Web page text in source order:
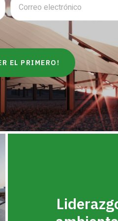
EL PRIMERO!